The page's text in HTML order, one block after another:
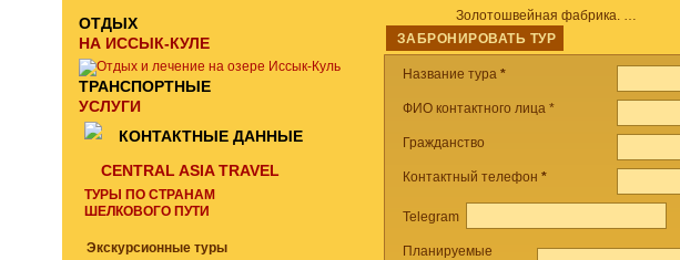
Золотошвейная фабрика. Бухара, Узбекистан
ЗАБРОНИРОВАТЬ ТУР
Название тура *
ФИО контактного лица *
Гражданство
Контактный телефон *
Telegram
Планируемые
ОТДЫХ
НА ИССЫК-КУЛЕ
ТРАНСПОРТНЫЕ
УСЛУГИ
КОНТАКТНЫЕ ДАННЫЕ
CENTRAL ASIA TRAVEL
ТУРЫ ПО СТРАНАМ
ШЕЛКОВОГО ПУТИ
Экскурсионные туры